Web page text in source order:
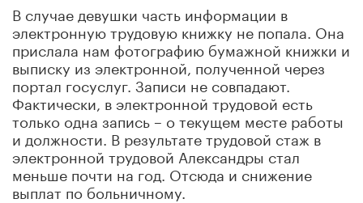
В случае девушки часть информации в
электронную трудовую книжку не попала. Она
прислала нам фотографию бумажной книжки и
выписку из электронной, полученной через
портал госуслуг. Записи не совпадают.
Фактически, в электронной трудовой есть
только одна запись – о текущем месте работы
и должности. В результате трудовой стаж в
электронной трудовой Александры стал
меньше почти на год. Отсюда и снижение
выплат по больничному.